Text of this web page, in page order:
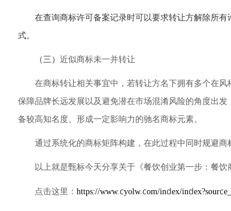
在查询商标许可备案记录时可以要求转让方解除所
式。
（三） 近似商标未一并转让
在商标转让相关事宜中，若转让方名下拥有多个在风
保障品牌长远发展以及避免潜在市场混淆风险的角度出
备较高知名度、形成一定影响力的驰名商标元素。
通过系统化的商标矩阵构建，在此过程中同时规避商
以上就是甄标今天分享关于《餐饮创业第一步：餐
点击这里： https://www.cyolw.com/index/